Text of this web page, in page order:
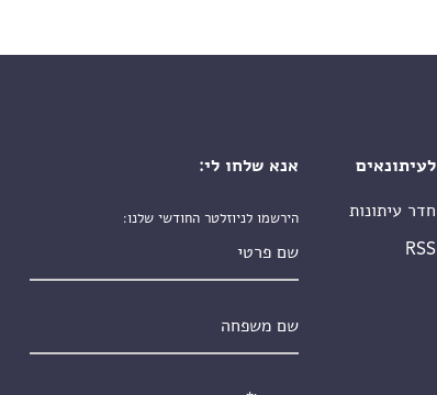
לעיתונאים
חדר עיתונות
RSS
אנא שלחו לי:
הירשמו לניוזלטר החודשי שלנו: